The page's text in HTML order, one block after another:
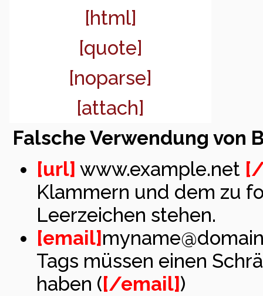
[html]
[quote]
[noparse]
[attach]
Falsche Verwendung von
[url] www.example.net
Klammern und dem zu
Leerzeichen stehen.
[email]
Tags müssen einen
haben ([/email])